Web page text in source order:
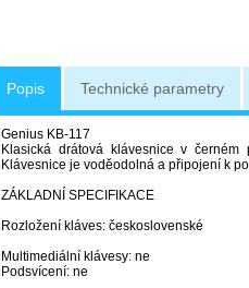
Popis Technické parametry
Genius KB-117
Klasická drátová klávesnice v
Klávesnice je voděodolná a připojení k
ZÁKLADNÍ SPECIFIKACE
Rozložení kláves: československé
Multimediální klávesy: ne
Podsvícení: ne